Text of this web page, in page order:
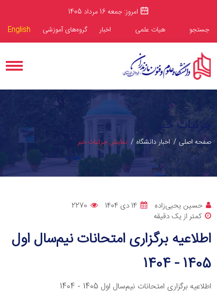
امروز: جمعه 16 مرداد 1405
جستجو
هیات علمی اخبار گروه‌های آموزشی English
جزئیات خبر
صفحه اصلی اخبار دانشگاه نمایش جزئیات خبر
حسین یحیی‌زاده 14 دی 1404
2270
کمتر از یک دقیقه
اطلاعیه برگزاری امتحانات نیم‌سال اول
1405 - 1404
اطلاعیه برگزاری امتحانات نیم‌سال اول 1405 - 1404